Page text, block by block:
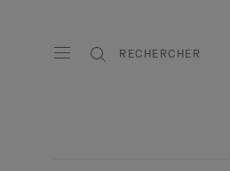
RECHERCHER